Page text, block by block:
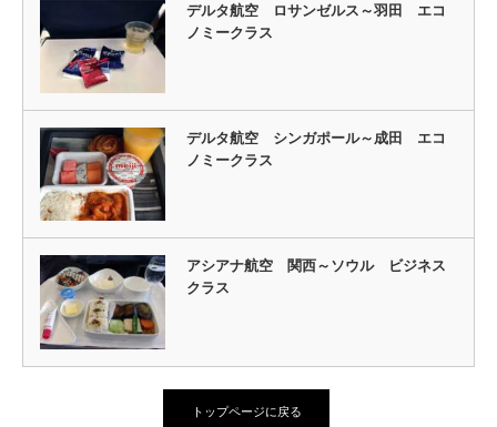
デルタ航空 ロサンゼルス～羽田 エコ
ノミークラス
デルタ航空 シンガポール～成田 エコ
ノミークラス
アシアナ航空 関西～ソウル ビジネス
クラス
トップページに戻る